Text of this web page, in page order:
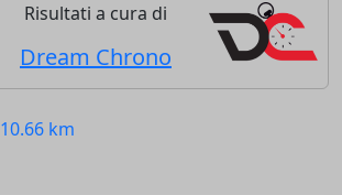
Risultati a cura di
Dream Chrono
10.66 km